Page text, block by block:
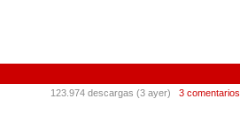
123.974 descargas (3 ayer) 3 comentarios